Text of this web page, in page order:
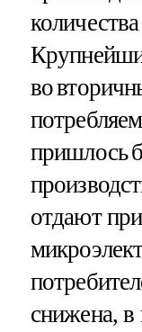
во
пришлось
отдают
снижена, в